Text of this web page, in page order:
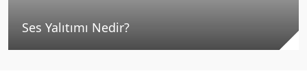
Ses Yalıtımı Nedir?